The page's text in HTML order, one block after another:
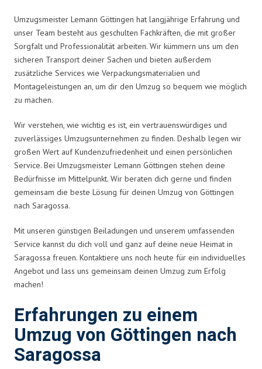
Umzugsmeister Lemann Göttingen hat langjährige Erfahrung und
unser Team besteht aus geschulten Fachkräften, die mit großer
Sorgfalt und Professionalität arbeiten. Wir kümmern uns um den
sicheren Transport deiner Sachen und bieten außerdem
zusätzliche Services wie Verpackungsmaterialien und
Montageleistungen an, um dir den Umzug so bequem wie möglich
zu machen.
Wir verstehen, wie wichtig es ist, ein vertrauenswürdiges und
zuverlässiges Umzugsunternehmen zu finden. Deshalb legen wir
großen Wert auf Kundenzufriedenheit und einen persönlichen
Service. Bei Umzugsmeister Lemann Göttingen stehen deine
Bedürfnisse im Mittelpunkt. Wir beraten dich gerne und finden
gemeinsam die beste Lösung für deinen Umzug von Göttingen
nach Saragossa.
Mit unseren günstigen Beiladungen und unserem umfassenden
Service kannst du dich voll und ganz auf deine neue Heimat in
Saragossa freuen. Kontaktiere uns noch heute für ein individuelles
Angebot und lass uns gemeinsam deinen Umzug zum Erfolg
machen!
Erfahrungen zu einem
Umzug von Göttingen nach
Saragossa